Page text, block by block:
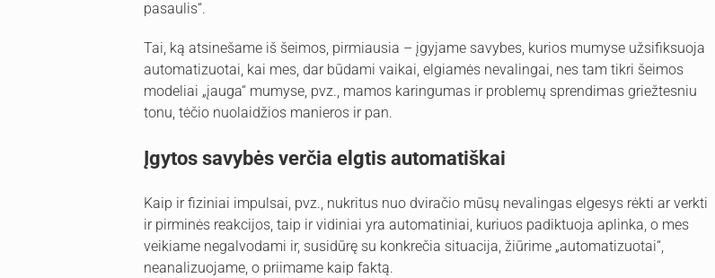
pasaulis“.
Tai, ką atsinešame iš šeimos, pirmiausia – įgyjame savybes, kurios mumyse užsifiksuoja
automatizuotai, kai mes, dar būdami vaikai, elgiamės nevalingai, nes tam tikri šeimos
modeliai „įauga“ mumyse, pvz., mamos karingumas ir problemų sprendimas griežtesniu
tonu, tėčio nuolaidžios manieros ir pan.
Įgytos savybės verčia elgtis automatiškai
Kaip ir fiziniai impulsai, pvz., nukritus nuo dviračio mūsų nevalingas elgesys rėkti ar verkti
ir pirminės reakcijos, taip ir vidiniai yra automatiniai, kuriuos padiktuoja aplinka, o mes
veikiame negalvodami ir, susidūrę su konkrečia situacija, žiūrime „automatizuotai“,
neanalizuojame, o priimame kaip faktą.